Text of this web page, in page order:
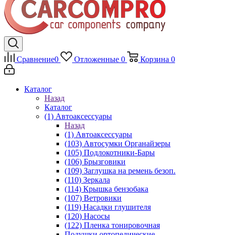
Сравнение0 Отложенные 0 Корзина 0
Каталог
Назад
Каталог
(1) Автоаксессуары
Назад
(1) Автоаксессуары
(103) Автосумки Органайзеры
(105) Подлокотники-Бары
(106) Брызговики
(109) Заглушка на ремень безоп.
(110) Зеркала
(114) Крышка бензобака
(107) Ветровики
(119) Насадки глушителя
(120) Насосы
(122) Пленка тонировочная